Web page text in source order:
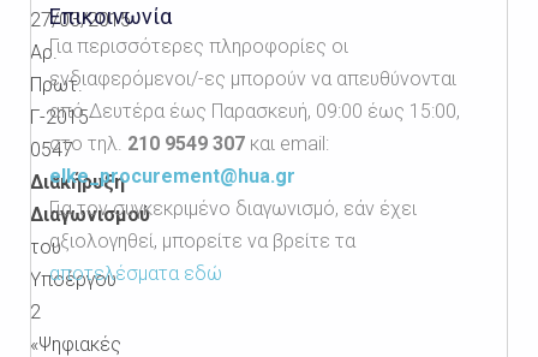
27/03/2015
Αρ.
Πρωτ.
Γ-2015-
0547
Διακήρυξη
Διαγωνισμού
του
Υποέργου
2
«Ψηφιακές
Επικοινωνία
Για περισσότερες πληροφορίες οι
ενδιαφερόμενοι/-ες μπορούν να απευθύνονται
από Δευτέρα έως Παρασκευή, 09:00 έως 15:00,
στο τηλ. 210 9549 307 και email:
elke_procurement@hua.gr
Για τον συγκεκριμένο διαγωνισμό, εάν έχει
αξιολογηθεί, μπορείτε να βρείτε τα
αποτελέσματα εδώ